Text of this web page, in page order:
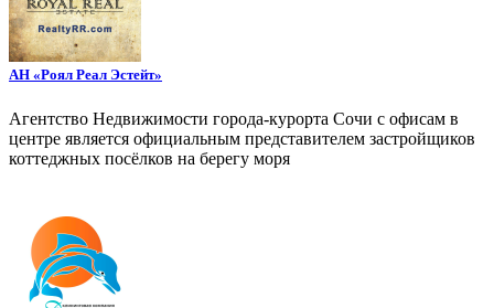
АН «Роял Реал Эстейт»
Агентство Недвижимости города-курорта Сочи с офисам в
центре является официальным представителем застройщиков
коттеджных посёлков на берегу моря